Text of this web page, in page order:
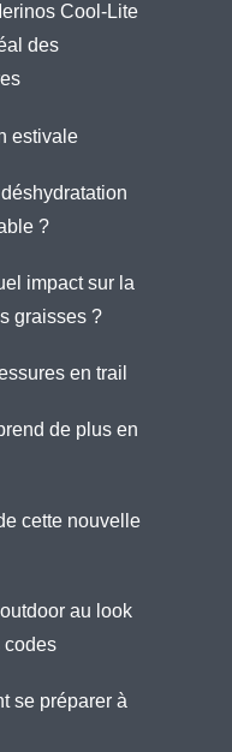
Cool-Lite
des
estivale
?
impact sur la
graisses ?
en trail
de plus en
cette nouvelle
au look
codes
se préparer à